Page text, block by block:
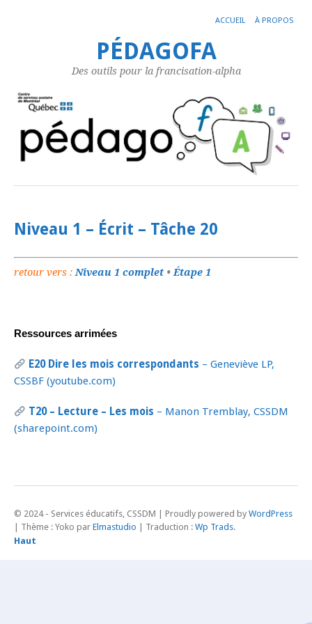
ACCUEIL À PROPOS
PÉDAGOFA
Des outils pour la francisation-alpha
Niveau 1 – Écrit – Tâche 20
retour vers : Niveau 1 complet • Étape 1
Ressources arrimées
E20 Dire les mois correspondants – Geneviève LP,
CSSBF (youtube.com)
T20 – Lecture – Les mois – Manon Tremblay, CSSDM
(sharepoint.com)
Proudly powered by WordPress
Thème : Yoko par Elmastudio | Traduction : Wp Trads.
Haut